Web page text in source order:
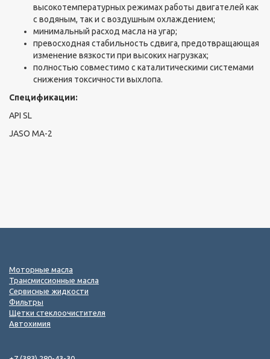
высокотемпературных режимах работы двигателей как
с водяным, так и с воздушным охлаждением;
минимальный расход масла на угар;
превосходная стабильность сдвига, предотвращающая
изменение вязкости при высоких нагрузках;
полностью совместимо с каталитическими системами
снижения токсичности выхлопа.
Спецификации:
API SL
JASO MA-2
Моторные масла
Трансмиссионные масла
Сервисные жидкости
Фильтры
Щетки стеклоочистителя
Автохимия